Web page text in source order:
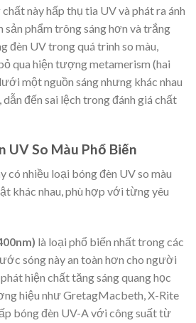
này hấp thụ tia UV và phát ra ánh
sản phẩm trông sáng hơn và trắng
đèn UV trong quá trình so màu,
qua hiện tượng metamerism (hai
một nguồn sáng nhưng khác nhau
đến sai lệch trong đánh giá chất
UV So Màu Phổ Biến
có nhiều loại bóng đèn UV so màu
khác nhau, phù hợp với từng yêu
là loại phổ biến nhất trong các
sóng này an toàn hơn cho người
hiện chất tăng sáng quang học
hiệu như GretagMacbeth, X-Rite
bóng đèn UV-A với công suất từ